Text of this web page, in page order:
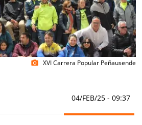
photo_camera XVI Carrera Popular Peñausende
04/FEB/25 - 09:37